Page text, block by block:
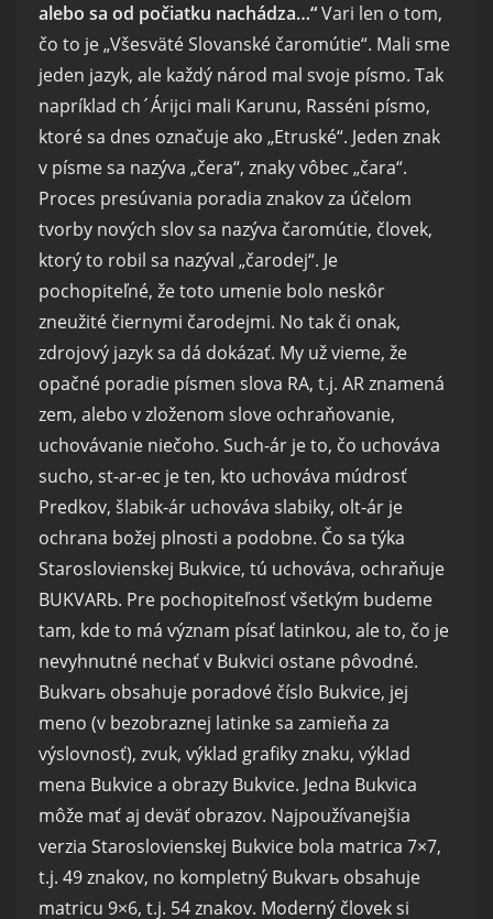
alebo sa od počiatku nachádza…“Vari len o tom,
čo to je „Všesväté Slovanské čaromútie“. Mali sme
jeden jazyk, ale každý národ mal svoje písmo. Tak
napríklad ch´Árijci mali Karunu, Rasséni písmo,
ktoré sa dnes označuje ako „Etruské“. Jeden znak
v písme sa nazýva „čera“, znaky vôbec „čara“.
Proces presúvania poradia znakov za účelom
tvorby nových slov sa nazýva čaromútie, človek,
ktorý to robil sa nazýval „čarodej“. Je
pochopiteľné, že toto umenie bolo neskôr
zneužité čiernymi čarodejmi. No tak či onak,
zdrojový jazyk sa dá dokázať. My už vieme, že
opačné poradie písmen slova RA, t.j. AR znamená
zem, alebo v zloženom slove ochraňovanie,
uchovávanie niečoho. Such-ár je to, čo uchováva
sucho, st-ar-ec je ten, kto uchováva múdrosť
Predkov, šlabik-ár uchováva slabiky, olt-ár je
ochrana božej plnosti a podobne. Čo sa týka
Staroslovienskej Bukvice, tú uchováva, ochraňuje
BUKVARЬ. Pre pochopiteľnosť všetkým budeme
tam, kde to má význam písať latinkou, ale to, čo je
nevyhnutné nechať v Bukvici ostane pôvodné.
Bukvarь obsahuje poradové číslo Bukvice, jej
meno (v bezobraznej latinke sa zamieňa za
výslovnosť), zvuk, výklad grafiky znaku, výklad
mena Bukvice a obrazy Bukvice. Jedna Bukvica
môže mať aj deväť obrazov. Najpoužívanejšia
verzia Staroslovienskej Bukvice bola matrica 7×7,
t.j. 49 znakov, no kompletný Bukvarь obsahuje
matricu 9×6, t.j. 54 znakov. Moderný človek si